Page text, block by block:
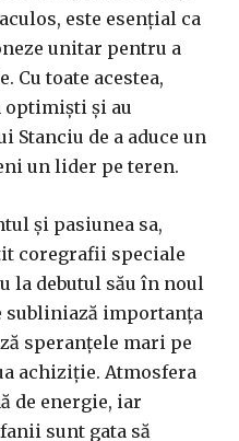
este esențial ca
unitar pentru a
Cu toate acestea,
și au
Stanciu de a aduce un
un lider pe teren.
și pasiunea sa,
coregrafii speciale
la debutul său în noul
subliniază importanța
speranțele mari pe
achiziție. Atmosfera
de energie, iar
sunt gata să